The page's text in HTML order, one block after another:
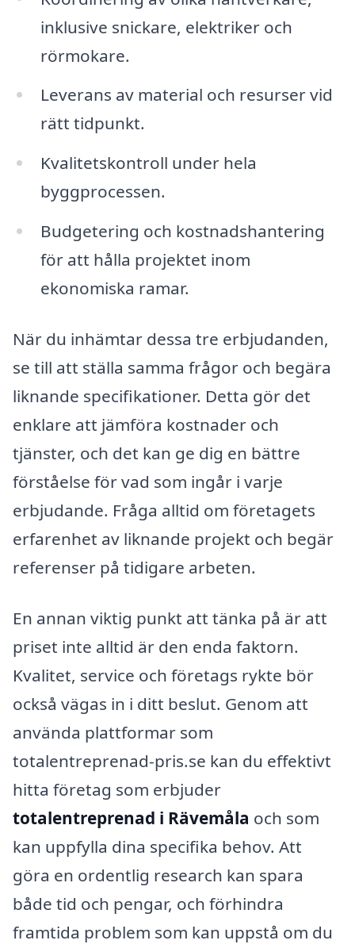
inklusive snickare, elektriker och
rörmokare.
Leverans av material och resurser vid
rätt tidpunkt.
Kvalitetskontroll under hela
byggprocessen.
Budgetering och kostnadshantering
för att hålla projektet inom
ekonomiska ramar.
När du inhämtar dessa tre erbjudanden,
se till att ställa samma frågor och begära
liknande specifikationer. Detta gör det
enklare att jämföra kostnader och
tjänster, och det kan ge dig en bättre
förståelse för vad som ingår i varje
erbjudande. Fråga alltid om företagets
erfarenhet av liknande projekt och begär
referenser på tidigare arbeten.
En annan viktig punkt att tänka på är att
priset inte alltid är den enda faktorn.
Kvalitet, service och företags rykte bör
också vägas in i ditt beslut. Genom att
använda plattformar som
totalentreprenad-pris.se kan du effektivt
hitta företag som erbjuder
totalentreprenad i Rävemåla och som
kan uppfylla dina specifika behov. Att
göra en ordentlig research kan spara
både tid och pengar, och förhindra
framtida problem som kan uppstå om du